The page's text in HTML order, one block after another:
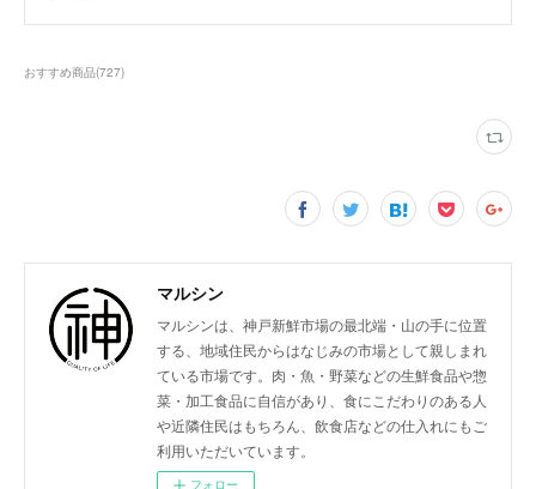
おすすめ商品(727)
マルシン
マルシンは、神戸新鮮市場の最北端・山の手に位置
する、地域住民からはなじみの市場として親しまれ
ている市場です。肉・魚・野菜などの生鮮食品や惣
菜・加工食品に自信があり、食にこだわりのある人
や近隣住民はもちろん、飲食店などの仕入れにもご
利用いただいています。
フォロー